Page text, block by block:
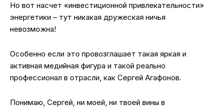
Но вот насчет «инвестиционной привлекательности»
энергетики – тут никакая дружеская ничья
невозможна!
Особенно если это провозглашает такая яркая и
активная медийная фигура и такой реально
профессионал в отрасли, как Сергей Агафонов.
Понимаю, Сергей, ни моей, ни твоей вины в